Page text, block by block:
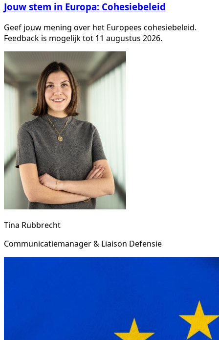
Jouw stem in Europa: Cohesiebeleid
Geef jouw mening over het Europees cohesiebeleid.
Feedback is mogelijk tot 11 augustus 2026.
Tina Rubbrecht
Communicatiemanager & Liaison Defensie